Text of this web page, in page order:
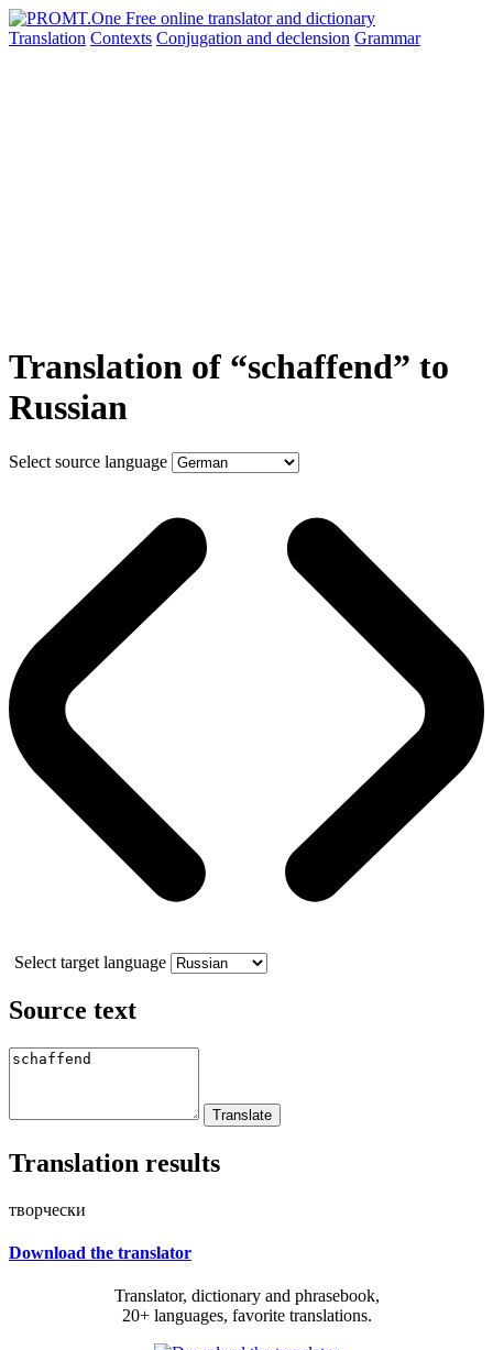
Translation Contexts Conjugation and declension Grammar
Translation of “schaffend” to
Russian
Select source language
Select target language
Source text
Translation results
творчески
Download the translator
Translator, dictionary and phrasebook,
20+ languages, favorite translations.